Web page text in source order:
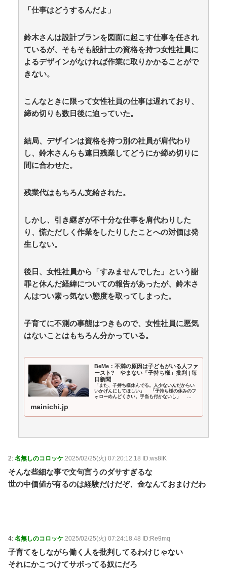
手をしゃぶり、口から出した骨をテーブルに並べ
る・・・ / おまとめアンテナ
wwwwww / おまとめアンテナ NEW! (8/7 00:12)
【IT/ネット】中国企業Zbtlink製ルーター20機種にバッ
クドア、外部から完全制御のおそれ / おまとめアンテナ
NEW! (8/7 00:00)
「仕事はどうするんだよ」
鈴木さんは設計プランを図面に起こす仕事を任され
ているが、そもそも設計士の資格を持つ女性社員に
よるデザインがなければ作業に取りかかることがで
きない。
こんなときに限って女性社員の仕事は遅れており、
締め切りも数日後に迫っていた。
結局、デザインは資格を持つ別の社員が肩代わり
し、鈴木さんらも連日残業してどうにか締め切りに
間に合わせた。
残業代はもちろん支給された。
しかし、引き継ぎが不十分な仕事を肩代わりした
り、慌ただしく作業をしたりしたことへの対価は発
生しない。
後日、女性社員から「すみませんでした」という謝
罪と休んだ経緯についての報告があったが、鈴木さ
んはつい素っ気ない態度を取ってしまった。
子育てに不測の事態はつきもので、女性社員に悪気
はないことはもちろん分かっている。
BeMe：不満の原因は子どもがいる人ファ
ースト? やまない「子持ち様」批判 | 毎
日新聞
「また、子持ち様休んでる。人少ないんだからい
いかげんにしてほしい」 「子持ち様の休みのフ
ォローめんどくさい。手当も付かないし」
mainichi.jp
2: 名無しのコロッケ 2025/02/25(火) 07:20:12.18 ID:ws8IK
そんな些細な事で文句言うのダサすぎるな
世の中価値が有るのは経験だけだぞ、金なんておまけだわ
4: 名無しのコロッケ 2025/02/25(火) 07:24:18.48 ID:Re9mq
子育てをしながら働く人を批判してるわけじゃない
それにかこつけてサボってる奴にだろ